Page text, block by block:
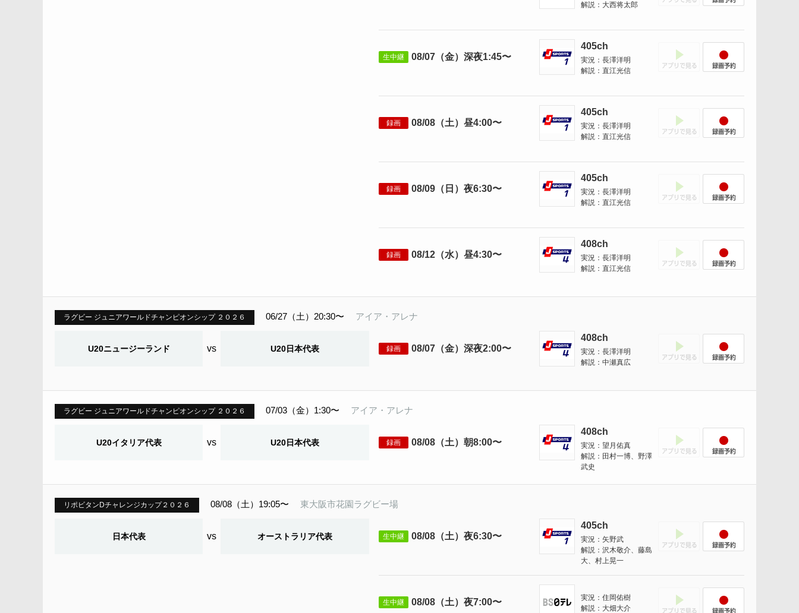
解説：大西将太郎
生中継 08/07（金）深夜1:45〜
405ch
実況：長澤洋明
解説：直江光信
録画 08/08（土）昼4:00〜
405ch
実況：長澤洋明
解説：直江光信
録画 08/09（日）夜6:30〜
405ch
実況：長澤洋明
解説：直江光信
録画 08/12（水）昼4:30〜
408ch
実況：長澤洋明
解説：直江光信
ラグビー ジュニアワールドチャンピオンシップ ２０２６ 06/27（土）20:30〜 アイア・アレナ
U20ニュージーランド vs U20日本代表 録画 08/07（金）深夜2:00〜
408ch
実況：長澤洋明
解説：中瀬真広
ラグビー ジュニアワールドチャンピオンシップ ２０２６ 07/03（金）1:30〜 アイア・アレナ
U20イタリア代表 vs U20日本代表 録画 08/08（土）朝8:00〜
408ch
実況：望月佑真
解説：田村一博、野澤
武史
リポビタンDチャレンジカップ２０２６ 08/08（土）19:05〜 東大阪市花園ラグビー場
日本代表 vs オーストラリア代表 生中継 08/08（土）夜6:30〜
405ch
実況：矢野武
解説：沢木敬介、藤島
大、村上晃一
生中継 08/08（土）夜7:00〜
実況：住岡佑樹
解説：大畑大介